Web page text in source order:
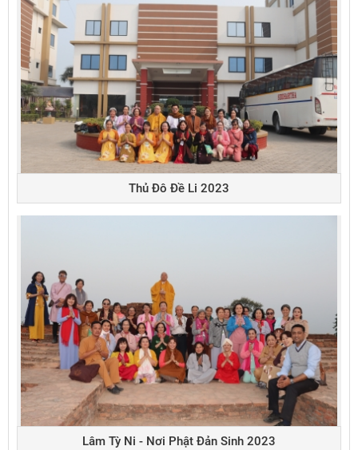
Thủ Đô Đề Li 2023
Lâm Tỳ Ni - Nơi Phật Đản Sinh 2023